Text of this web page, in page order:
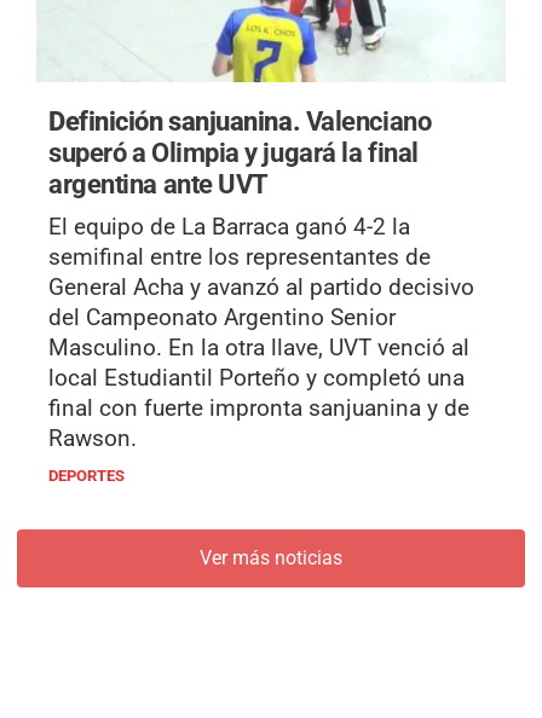
Definición sanjuanina. Valenciano
superó a Olimpia y jugará la final
argentina ante UVT
El equipo de La Barraca ganó 4-2 la
semifinal entre los representantes de
General Acha y avanzó al partido decisivo
del Campeonato Argentino Senior
Masculino. En la otra llave, UVT venció al
local Estudiantil Porteño y completó una
final con fuerte impronta sanjuanina y de
Rawson.
DEPORTES
Ver más noticias